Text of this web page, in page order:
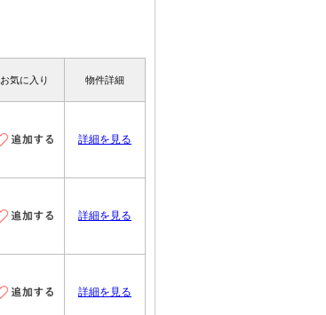
お気に入り 物件詳細
詳細を見る
詳細を見る
詳細を見る